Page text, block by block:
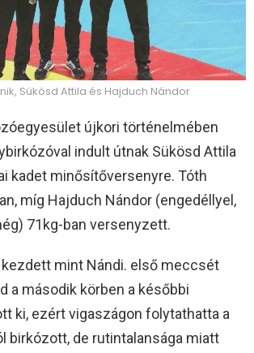
Sükösd Attila és Hajduch Nándor
újkori történelmében
indult útnak Sükösd Attila
kadet minősítőversenyre. Tóth
míg Hajduch Nándor (engedéllyel,
71kg-ban versenyzett.
mint Nándi. első meccsét
a második körben a későbbi
ki, ezért vigaszágon folytathatta a
birkózott, de rutintalansága miatt